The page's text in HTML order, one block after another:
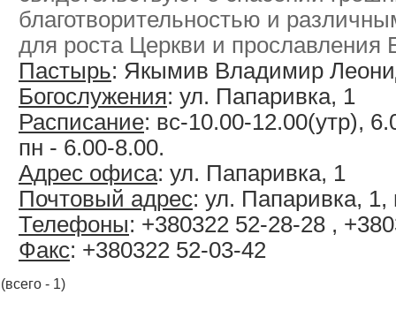
благотворительностью и
для роста Церкви и прославления
Пастырь: Якымив Владимир
Богослужения: ул. Папаривка, 1
Расписание: вс-10.00-12.00(утр),
пн - 6.00-8.00.
Адрес офиса: ул. Папаривка, 1
Почтовый адрес: ул. Папаривка, 1,
Телефоны: +380322 52-28-28 ,
Факс: +380322 52-03-42
(всего - 1)